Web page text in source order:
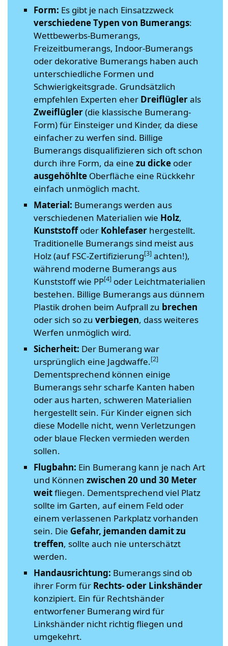
Form: Es gibt je nach Einsatzzweck
verschiedene Typen von Bumerangs:
Wettbewerbs-Bumerangs,
Freizeitbumerangs, Indoor-Bumerangs
oder dekorative Bumerangs haben auch
unterschiedliche Formen und
Schwierigkeitsgrade. Grundsätzlich
empfehlen Experten eher Dreiflüglerals
Zweiflügler(die klassische Bumerang-
Form) für Einsteiger und Kinder, da diese
einfacher zu werfen sind. Billige
Bumerangs disqualifizieren sich oft schon
durch ihre Form, da eine zu dicke oder
ausgehöhlte Oberfläche eine Rückkehr
einfach unmöglich macht.
Material: Bumerangs werden aus
verschiedenen Materialien wie Holz,
Kunststoffoder Kohlefaser hergestellt.
Traditionelle Bumerangs sind meist aus
Holz (auf FSC-Zertifizierung[3] achten!),
während moderne Bumerangs aus
Kunststoff wie PP[4] oder Leichtmaterialien
bestehen. Billige Bumerangs aus dünnem
Plastik drohen beim Aufprall zu brechen
oder sich so zu verbiegen, dass weiteres
Werfen unmöglich wird.
Sicherheit: Der Bumerang war
ursprünglich eine Jagdwaffe.[2]
Dementsprechend können einige
Bumerangs sehr scharfe Kanten haben
oder aus harten, schweren Materialien
hergestellt sein. Für Kinder eignen sich
diese Modelle nicht, wenn Verletzungen
oder blaue Flecken vermieden werden
sollen.
Flugbahn: Ein Bumerang kann je nach Art
und Können zwischen 20 und 30 Meter
weitfliegen. Dementsprechend viel Platz
sollte im Garten, auf einem Feld oder
einem verlassenen Parkplatz vorhanden
sein. Die Gefahr, jemanden damit zu
treffen, sollte auch nie unterschätzt
werden.
Handausrichtung: Bumerangs sind ob
ihrer Form für Rechts- oder Linkshänder
konzipiert. Ein für Rechtshänder
entworfener Bumerang wird für
Linkshänder nicht richtig fliegen und
umgekehrt.